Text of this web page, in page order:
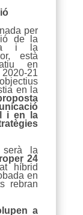
per
de la
i la
està
en
21
en la
i en la
serà la
24
híbrid
en
rebran
a